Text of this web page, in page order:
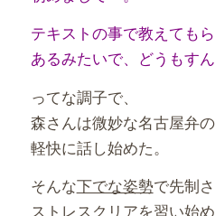
テキストの事で教えても
あるみたいで、どうもすん
ってな調子で、
森さんは微妙な名古屋弁
軽快に話し始めた。
そんな下でな姿勢で先制さ
ストレスクリアを習い始